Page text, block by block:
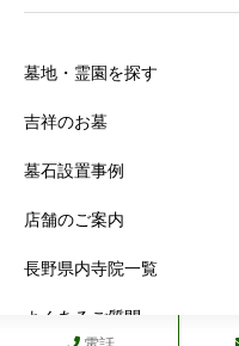
墓地・霊園を探す
吉祥のお墓
墓石設置事例
店舗のご案内
長野県内寺院一覧
よくあるご質問